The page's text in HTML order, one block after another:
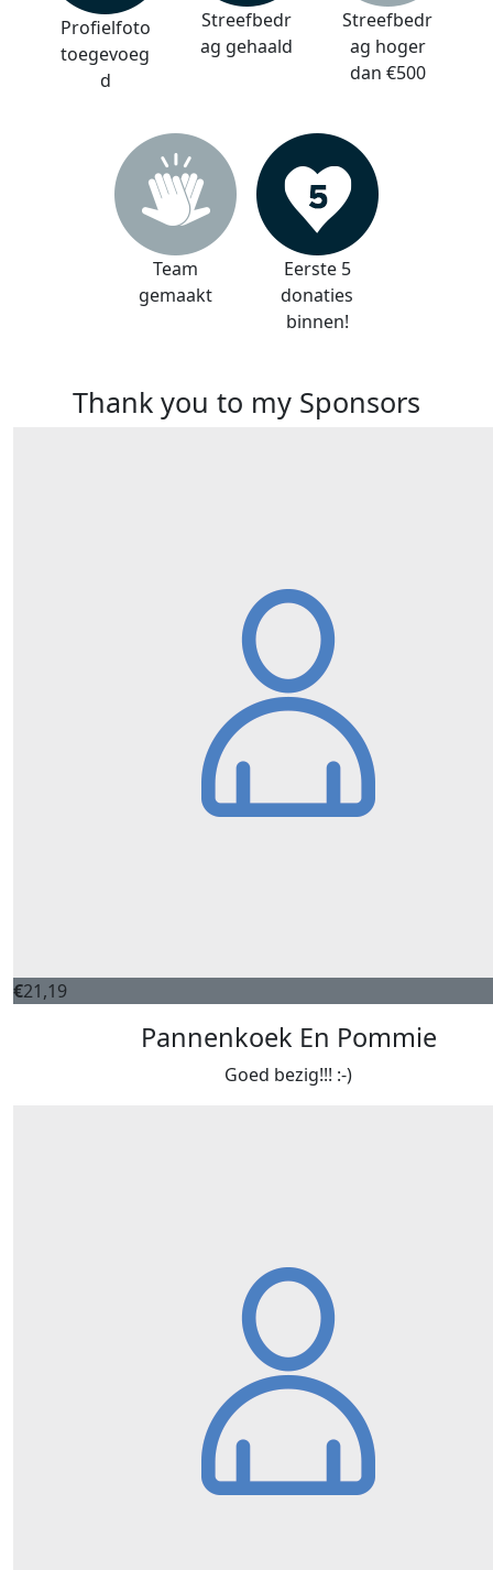
Profielfoto
toegevoeg
d
Streefbedr
ag gehaald
Streefbedr
ag hoger
dan €500
Team
gemaakt
Eerste 5
donaties
binnen!
Thank you to my Sponsors
€21,19
Pannenkoek En Pommie
Goed bezig!!! :-)